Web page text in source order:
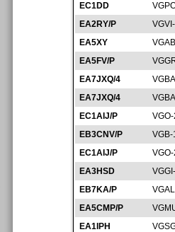
EC1DD
EA2RY/P
EA5XY
EA5FV/P
EA7JXQ/4
EA7JXQ/4
EC1AIJ/P
EB3CNV/P
EC1AIJ/P
EA3HSD
EB7KA/P
EA5CMP/P
EA1IPH